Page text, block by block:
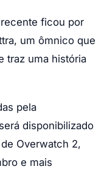
ficou por
um ômnico que
traz uma história
pela
disponibilizado
Overwatch 2,
e mais